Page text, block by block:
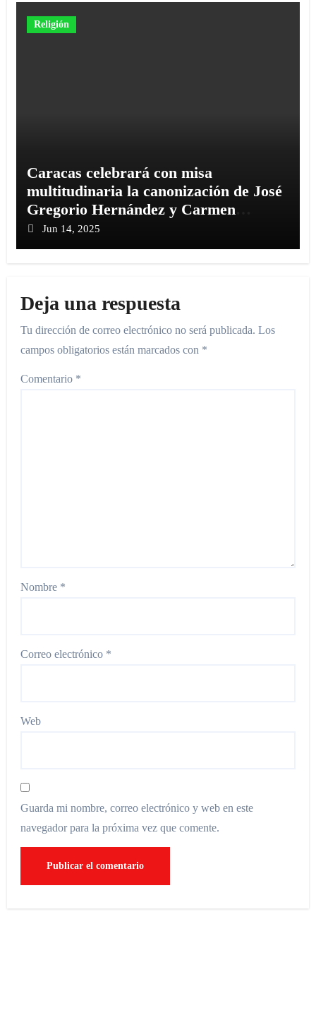
Religión
Caracas celebrará con misa
multitudinaria la canonización de José
Gregorio Hernández y Carmen
Rendiles
Jun 14, 2025
Deja una respuesta
Tu dirección de correo electrónico no será publicada. Los
campos obligatorios están marcados con *
Comentario *
Nombre *
Correo electrónico *
Web
Guarda mi nombre, correo electrónico y web en este
navegador para la próxima vez que comente.